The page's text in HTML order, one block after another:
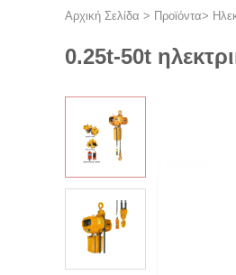
Αρχική Σελίδα > Προϊόντα>
0.25t-50t